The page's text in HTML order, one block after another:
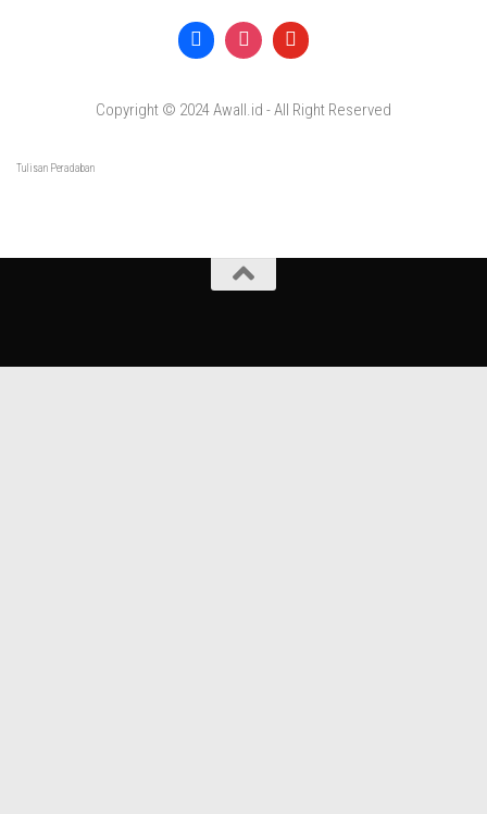
Copyright © 2024 Awall.id - All Right Reserved
Tulisan Peradaban